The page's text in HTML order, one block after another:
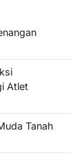
Atlet
Tanah